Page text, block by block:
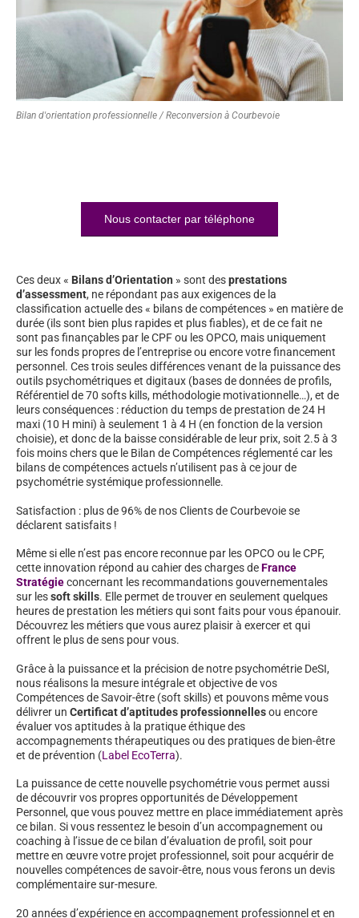
Bilan d'orientation professionnelle / Reconversion à Courbevoie
Nous contacter par téléphone
Ces deux « Bilans d’Orientation » sont desprestations
d’assessment, ne répondant pas aux exigences de la
classification actuelle des « bilans de compétences » en matière de
durée (ils sont bien plus rapides et plus fiables), et de ce fait ne
sont pas finançables par le CPF ou les OPCO, mais uniquement
sur les fonds propres de l’entreprise ou encore votre financement
personnel. Ces trois seules différences venant de la puissance des
outils psychométriques et digitaux (bases de données de profils,
Référentiel de 70 softs kills, méthodologie motivationnelle…), et de
leurs conséquences : réduction du temps de prestation de 24 H
maxi (10 H mini) à seulement 1 à 4 H (en fonction de la version
choisie), et donc de la baisse considérable de leur prix, soit 2.5 à 3
fois moins chers que le Bilan de Compétences réglementé car les
bilans de compétences actuels n’utilisent pas à ce jour de
psychométrie systémique professionnelle.
Satisfaction : plus de 96% de nos Clients de Courbevoie se
déclarent satisfaits !
Même si elle n’est pas encore reconnue par les OPCO ou le CPF,
cette innovation répond au cahier des charges deFrance
Stratégieconcernant les recommandations gouvernementales
sur lessoft skills. Elle permet de trouver en seulement quelques
heures de prestation les métiers qui sont faits pour vous épanouir.
Découvrez les métiers que vous aurez plaisir à exercer et qui
offrent le plus de sens pour vous.
Grâce à la puissance et la précision de notre psychométrie DeSI,
nous réalisons la mesure intégrale et objective de vos
Compétences de Savoir-être (soft skills) et pouvons même vous
délivrer un Certificat d’aptitudes professionnellesou encore
évaluer vos aptitudes à la pratique éthique des
accompagnements thérapeutiques ou des pratiques de bien-être
et de prévention (Label EcoTerra).
La puissance de cette nouvelle psychométrie vous permet aussi
de découvrir vos propres opportunités de Développement
Personnel, que vous pouvez mettre en place immédiatement après
ce bilan. Si vous ressentez le besoin d’un accompagnement ou
coaching à l’issue de ce bilan d’évaluation de profil, soit pour
mettre en œuvre votre projet professionnel, soit pour acquérir de
nouvelles compétences de savoir-être, nous vous ferons un devis
complémentaire sur-mesure.
20 années d’expérience en accompagnement professionnel et en